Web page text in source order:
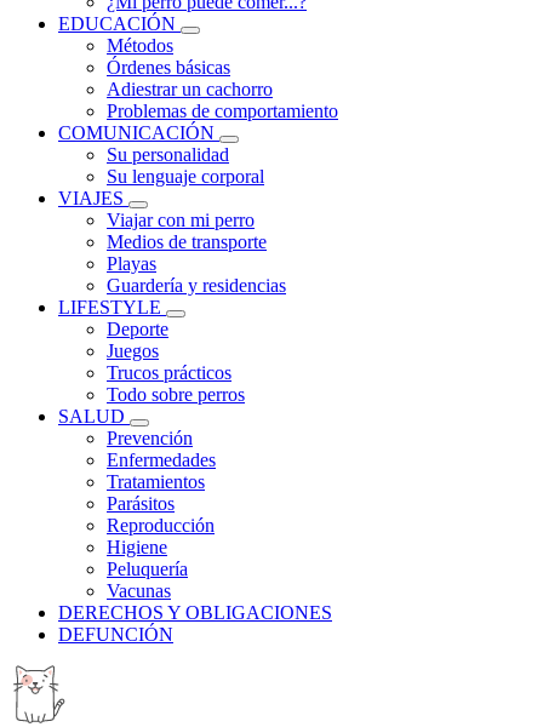
EDUCACIÓN
Métodos
Órdenes básicas
Adiestrar un cachorro
Problemas de comportamiento
COMUNICACIÓN
Su personalidad
Su lenguaje corporal
VIAJES
Viajar con mi perro
Medios de transporte
Playas
Guardería y residencias
LIFESTYLE
Deporte
Juegos
Trucos prácticos
Todo sobre perros
SALUD
Prevención
Enfermedades
Tratamientos
Parásitos
Reproducción
Higiene
Peluquería
Vacunas
DERECHOS Y OBLIGACIONES
DEFUNCIÓN